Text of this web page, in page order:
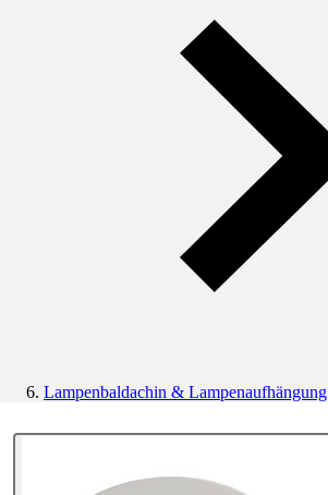
Lampenbaldachin & Lampenaufhängung